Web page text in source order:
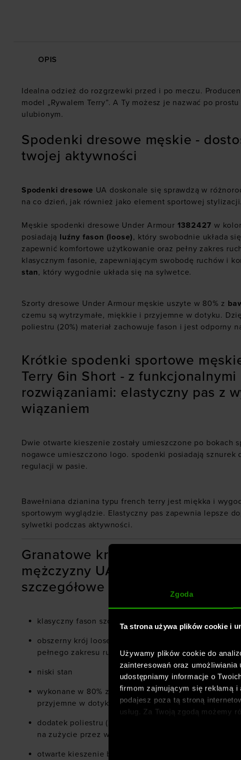
Zgoda
Ta strona używa plików cookie i
Używamy plików cookie do
zainteresowań oraz umożliwiania
udostępniamy informacje o
firmom zajmującym się reklamą i
podajesz poza tą stroną
usług. Za Twoją zgodą możemy
społecznościowych).
OPIS
Idealna odzież do rozgrzewki przed i po meczu.
model „Rywalem Terry”. A Ty możesz je nazwać po
ulubionym.
Spodenki dresowe męskie -
twojej aktywności
Spodenki dresowe UA doskonale się sprawdzą w
na co dzień, jak również jako element sportowej stylizacji.
Męskie spodenki dresowe Under Armour 1382427 w
posiadają luźny fason (loose), który swobodnie układa
zapewnić komfortowe użytkowanie oraz pełny zakres
klasycznym fasonie, zapewniającym swobodę ruchów i
stan, który wygodnie układa się na sylwetce.
Szorty dresowe Under Armour męskie uszyte w 80% z
czemu są wytrzymałe, miękkie i przyjemne w dotyku.
poliestru (20%) materiał zachowuje fason i jest odporny
Krótkie spodenki sportowe
Terry 6in Short - z funkcjonalnymi
rozwiązaniami: elastyczny pas z
wiązaniem
Dwie otwarte kieszenie zostały umieszczone po bokach
nogawce umieszczono logo. spodenki posiadają sznurek
regulacji w pasie.
Bawełniana dzianina typu french terry jest miękka i
sportowym wyglądzie. Elastyczny pas zapewnia lepsze
sylwetki podczas aktywności.
Granatowe krótkie spodenki
mężczyzny UA Rival Terry 6in
szczegółowe cechy:
klasyczny fason szortów sportowych
obszerny krój loose dla zapewnienia komfortu
pełnego zakresu ruchu
niski stan
wykonane w 80% z bawełny, dzięki czemu są
przyjemne w dotyku
dodatek poliestru (20%) sprawia, że materiał jest
na zużycie przez wiele sezonów
otwarte kieszenie boczne